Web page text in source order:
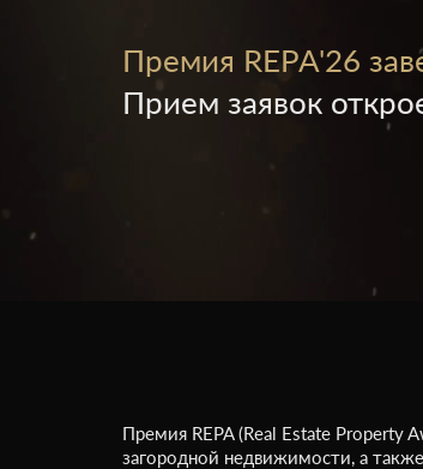
Премия REPA'26
Прием заявок
Премия REPA (Real Estate
загородной недвижимости, а